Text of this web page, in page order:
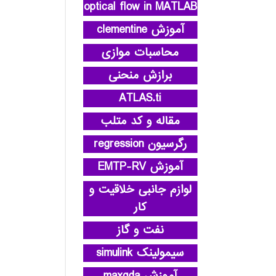
optical flow in MATLAB
آموزش clementine
محاسبات موازی
برازش منحنی
ATLAS.ti
مقاله و کد متلب
رگرسیون regression
آموزش EMTP-RV
لوازم جانبی خلاقیت و
کار
نفت و گاز
سیمولینک simulink